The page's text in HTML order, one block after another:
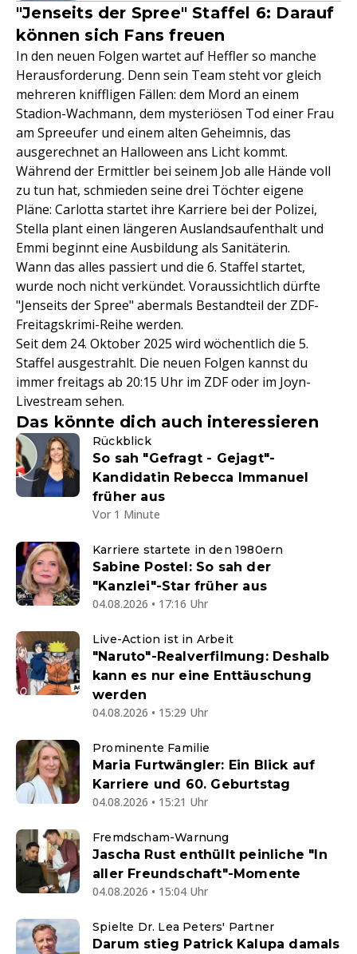
"Jenseits der Spree" Staffel 6: Darauf
können sich Fans freuen
In den neuen Folgen wartet auf Heffler so manche
Herausforderung. Denn sein Team steht vor gleich
mehreren kniffligen Fällen: dem Mord an einem
Stadion-Wachmann, dem mysteriösen Tod einer Frau
am Spreeufer und einem alten Geheimnis, das
ausgerechnet an Halloween ans Licht kommt.
Während der Ermittler bei seinem Job alle Hände voll
zu tun hat, schmieden seine drei Töchter eigene
Pläne: Carlotta startet ihre Karriere bei der Polizei,
Stella plant einen längeren Auslandsaufenthalt und
Emmi beginnt eine Ausbildung als Sanitäterin.
Wann das alles passiert und die 6. Staffel startet,
wurde noch nicht verkündet. Voraussichtlich dürfte
"Jenseits der Spree" abermals Bestandteil der ZDF-
Freitagskrimi-Reihe werden.
Seit dem 24. Oktober 2025 wird wöchentlich die 5.
Staffel ausgestrahlt. Die neuen Folgen kannst du
immer freitags ab 20:15 Uhr im ZDF oder im Joyn-
Livestream sehen.
Das könnte dich auch interessieren
Rückblick
So sah "Gefragt - Gejagt"-
Kandidatin Rebecca Immanuel
früher aus
Vor 1 Minute
Karriere startete in den 1980ern
Sabine Postel: So sah der
"Kanzlei"-Star früher aus
04.08.2026 • 17:16 Uhr
Live-Action ist in Arbeit
"Naruto"-Realverfilmung: Deshalb
kann es nur eine Enttäuschung
werden
04.08.2026 • 15:29 Uhr
Prominente Familie
Maria Furtwängler: Ein Blick auf
Karriere und 60. Geburtstag
04.08.2026 • 15:21 Uhr
Fremdscham-Warnung
Jascha Rust enthüllt peinliche "In
aller Freundschaft"-Momente
04.08.2026 • 15:04 Uhr
Spielte Dr. Lea Peters' Partner
Darum stieg Patrick Kalupa damals